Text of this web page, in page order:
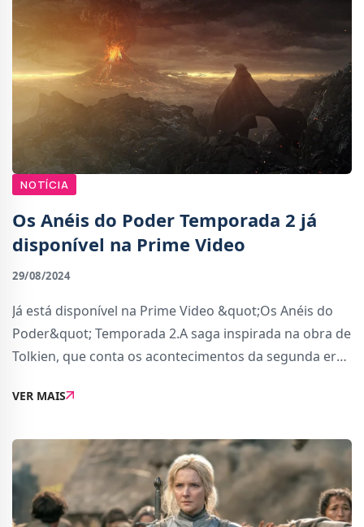
NOTÍCIA
Os Anéis do Poder Temporada 2 já
disponível na Prime Video
29/08/2024
Já está disponível na Prime Video &quot;Os Anéis do
Poder&quot; Temporada 2.A saga inspirada na obra de
Tolkien, que conta os acontecimentos da segunda era
transformou no grande vilão da história, está
VER MAIS